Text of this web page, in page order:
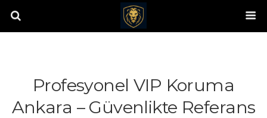
Profesyonel VIP Koruma
Ankara – Güvenlikte Referans